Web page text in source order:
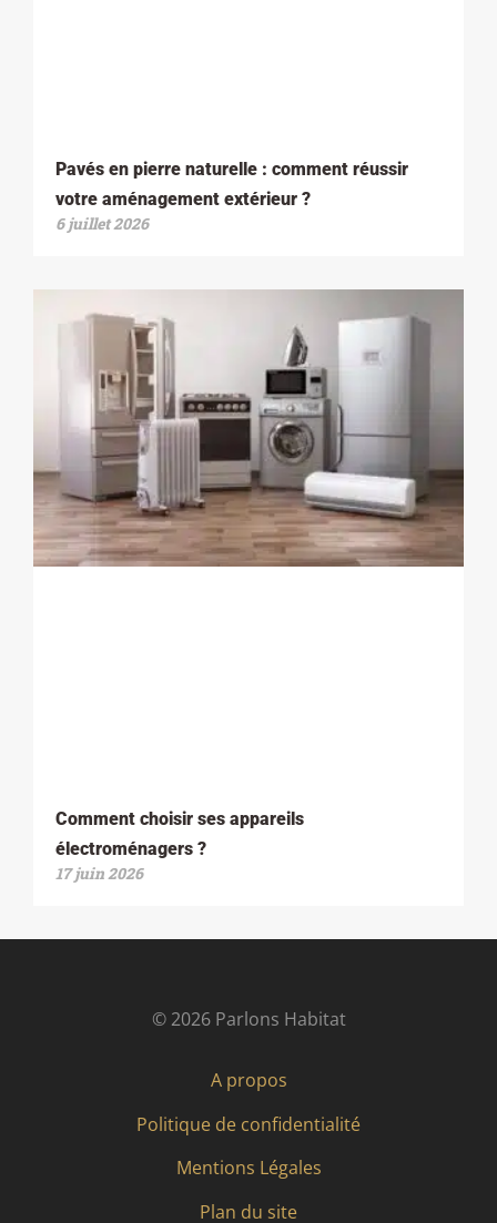
Pavés en pierre naturelle : comment réussir
votre aménagement extérieur ?
6 juillet 2026
Comment choisir ses appareils
électroménagers ?
17 juin 2026
© 2026 Parlons Habitat
A propos
Politique de confidentialité
Mentions Légales
Plan du site